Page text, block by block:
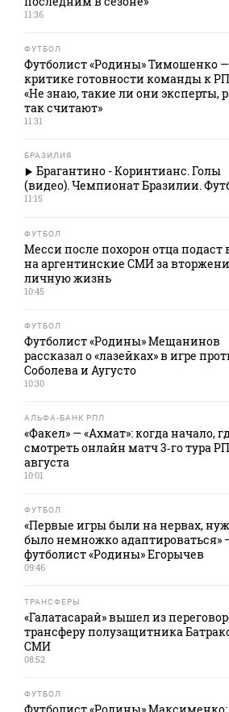
11:36
ФУТБОЛ
Футболист «Родины» Тимошенко
критике готовности команды к
«Не знаю, такие ли они эксперты,
так считают»
11:31
БРАЗИЛИЯ
Брагантино - Коринтианс. Голы
(видео). Чемпионат Бразилии.
11:15
ФУТБОЛ
Месси после похорон отца подаст
на аргентинские СМИ за
личную жизнь
10:45
ФУТБОЛ
Футболист «Родины» Мещанинов
рассказал о «лазейках» в игре
Соболева и Аугусто
10:30
АЛЬФА-БАНК РПЛ
«Факел» — «Ахмат»: когда начало,
смотреть онлайн матч 3‑го тура
августа
10:01
ФУТБОЛ
«Первые игры были на нервах,
было немножко адаптироваться»
футболист «Родины» Егорычев
09:46
ТРАНСФЕРЫ
«Галатасарай» вышел из
трансферу полузащитника
СМИ
08:52
ФУТБОЛ